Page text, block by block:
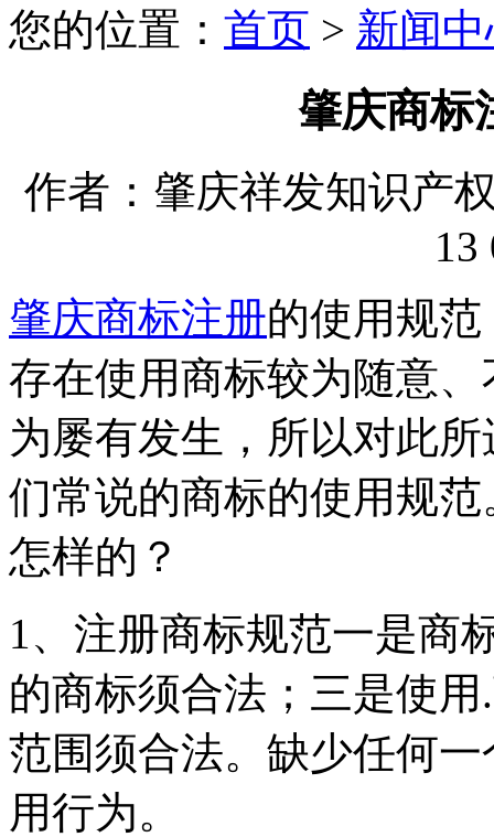
您的位置： 首页 > 新闻
肇庆商标
作者：肇庆祥发知识产
13
肇庆商标注册的使用规
存在使用商标较为随意
为屡有发生，所以对此
们常说的商标的使用规
怎样的？
1、注册商标规范一是商
的商标须合法；三是使
范围须合法。缺少任何
用行为。